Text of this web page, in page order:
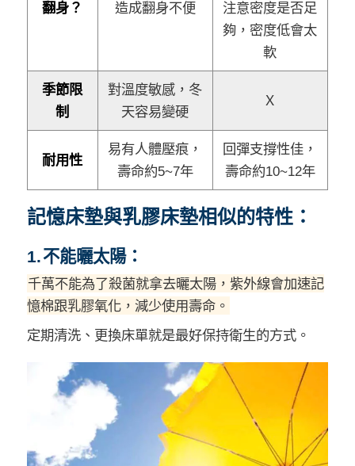
翻身？
造成翻身不便
注意密度是否足
夠，密度低會太
軟
季節限
制
對溫度敏感，冬
天容易變硬
Ｘ
耐用性
易有人體壓痕，
壽命約5~7年
回彈支撐性佳，
壽命約10~12年
記憶床墊與乳膠床墊相似的特性：
1. 不能曬太陽：
千萬不能為了殺菌就拿去曬太陽，紫外線會加速記
憶棉跟乳膠氧化，減少使用壽命。
定期清洗、更換床單就是最好保持衛生的方式。